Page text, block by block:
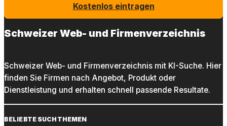
Kostenlos eintragen
Schweizer Web- und Firmenverzeichnis
Schweizer Web- und Firmenverzeichnis mit KI-Suche. Hier
finden Sie Firmen nach Angebot, Produkt oder
Dienstleistung und erhalten schnell passende Resultate.
BELIEBTE SUCHTHEMEN